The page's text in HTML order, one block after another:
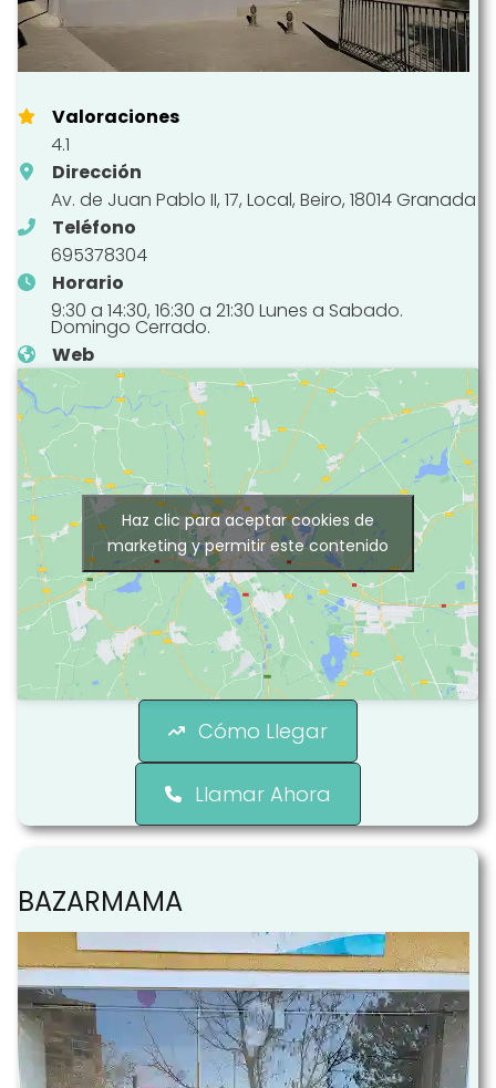
Valoraciones
4.1
Dirección
Av. de Juan Pablo II, 17, Local, Beiro, 18014 Granada
Teléfono
695378304
Horario
9:30 a 14:30, 16:30 a 21:30 Lunes a Sabado.
Domingo Cerrado.
Web
Haz clic para aceptar cookies de
marketing y permitir este contenido
Cómo Llegar
Llamar Ahora
BAZARMAMA